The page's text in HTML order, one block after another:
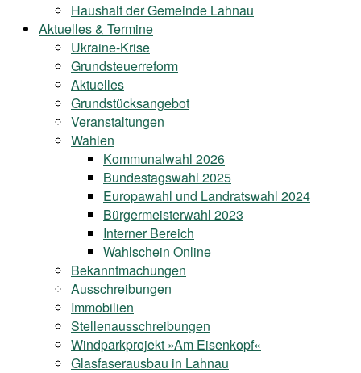
Haushalt der Gemeinde Lahnau
Aktuelles & Termine
Ukraine-Krise
Grundsteuerreform
Aktuelles
Grundstücksangebot
Veranstaltungen
Wahlen
Kommunalwahl 2026
Bundestagswahl 2025
Europawahl und Landratswahl 2024
Bürgermeisterwahl 2023
Interner Bereich
Wahlschein Online
Bekanntmachungen
Ausschreibungen
Immobilien
Stellenausschreibungen
Windparkprojekt »Am Eisenkopf«
Glasfaserausbau in Lahnau